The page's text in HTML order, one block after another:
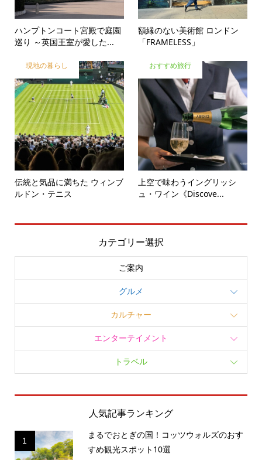
ハンプトンコート宮殿で庭園
巡り ～英国王室が愛した...
額縁のない美術館 ロンドン
「FRAMELESS」
現地の暮らし
伝統と気品に満ちた ウィンブ
ルドン・テニス
おすすめ旅行
上空で味わうイングリッシ
ュ・ワイン《Discove...
カテゴリー選択
ご案内
グルメ
カルチャー
エンターテイメント
トラベル
人気記事ランキング
1
まるでおとぎの国！コッツウォルズのおす
すめ観光スポット10選